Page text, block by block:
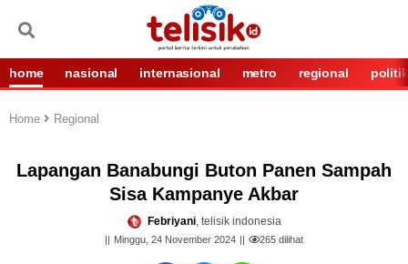
home nasional internasional metro regional politik
Home Regional
Lapangan Banabungi Buton Panen Sampah
Sisa Kampanye Akbar
Febriyani, telisik indonesia
Minggu, 24 November 2024 265 dilihat